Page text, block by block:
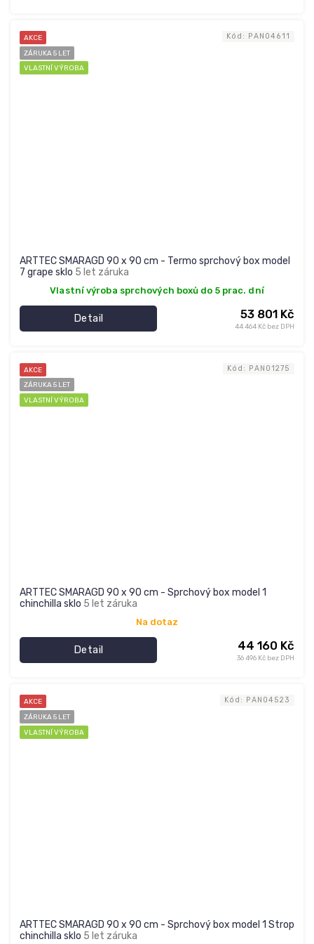
AKCE
ZÁRUKA 5 LET
VLASTNÍ VÝROBA
ARTTEC SMARAGD 90 x 90 cm - Termo sprchový box model
7 grape sklo 5 let záruka
Vlastní výroba sprchových boxů do 5 prac. dní
44 464 Kč bez DPH
53 801 Kč
Detail
Kód: PAN04611
AKCE
ZÁRUKA 5 LET
VLASTNÍ VÝROBA
ARTTEC SMARAGD 90 x 90 cm - Sprchový box model 1
chinchilla sklo 5 let záruka
Na dotaz
36 496 Kč bez DPH
44 160 Kč
Detail
Kód: PAN01275
AKCE
ZÁRUKA 5 LET
VLASTNÍ VÝROBA
ARTTEC SMARAGD 90 x 90 cm - Sprchový box model 1 Strop
chinchilla sklo 5 let záruka
Kód: PAN04523